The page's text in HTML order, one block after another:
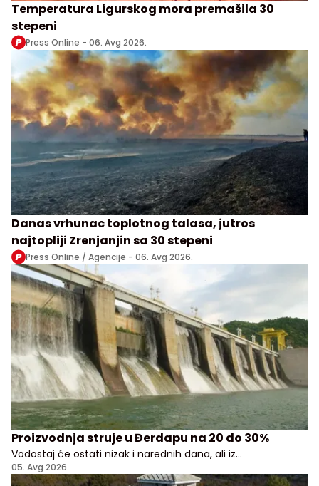
Temperatura Ligurskog mora premašila 30
stepeni
Press Online - 06. Avg 2026.
Danas vrhunac toplotnog talasa, jutros
najtopliji Zrenjanjin sa 30 stepeni
Press Online / Agencije - 06. Avg 2026.
Proizvodnja struje u Đerdapu na 20 do 30%
Vodostaj će ostati nizak i narednih dana, ali iz
Elektroprivrede Srbije uveravaju da građani i privreda
nemaju razloga za brigu
05. Avg 2026.